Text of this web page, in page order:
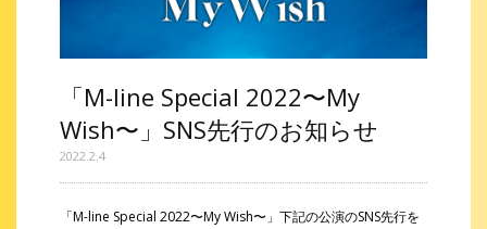
「M-line Special 2022〜My
Wish〜」SNS先行のお知らせ
2022.2.4
「M-line Special 2022〜My Wish〜」下記の公演のSNS先行を